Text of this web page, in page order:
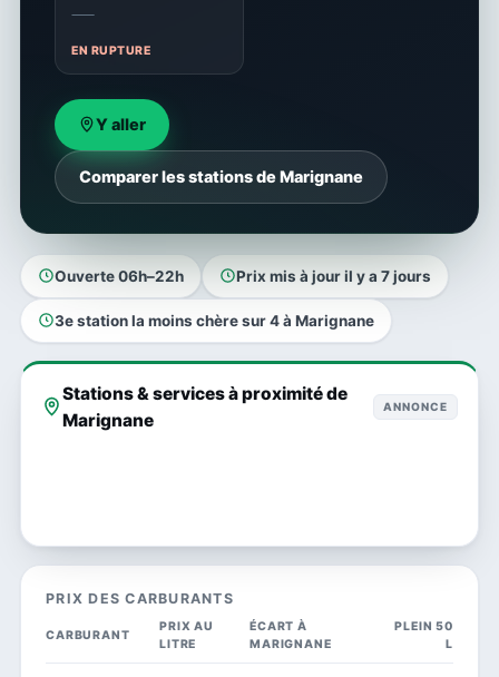
—
EN RUPTURE
Y aller
Comparer les stations de Marignane
Ouverte 06h–22h Prix mis à jour il y a 7 jours
3e station la moins chère sur 4 à Marignane
Stations & services à proximité de
Marignane
ANNONCE
PRIX DES CARBURANTS
CARBURANT
PRIX AU
LITRE
ÉCART À
MARIGNANE
PLEIN 50
L